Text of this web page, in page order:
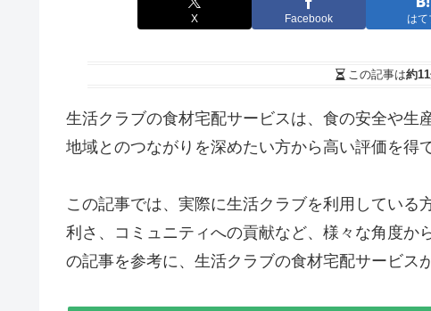
X Facebook はて
この記事は約
生活クラブの食材宅配サービスは、食の安全や生
地域とのつながりを深めたい方から高い評価を得
この記事では、実際に生活クラブを利用してい
利さ、コミュニティへの貢献など、様々な角度か
の記事を参考に、生活クラブの食材宅配サービス